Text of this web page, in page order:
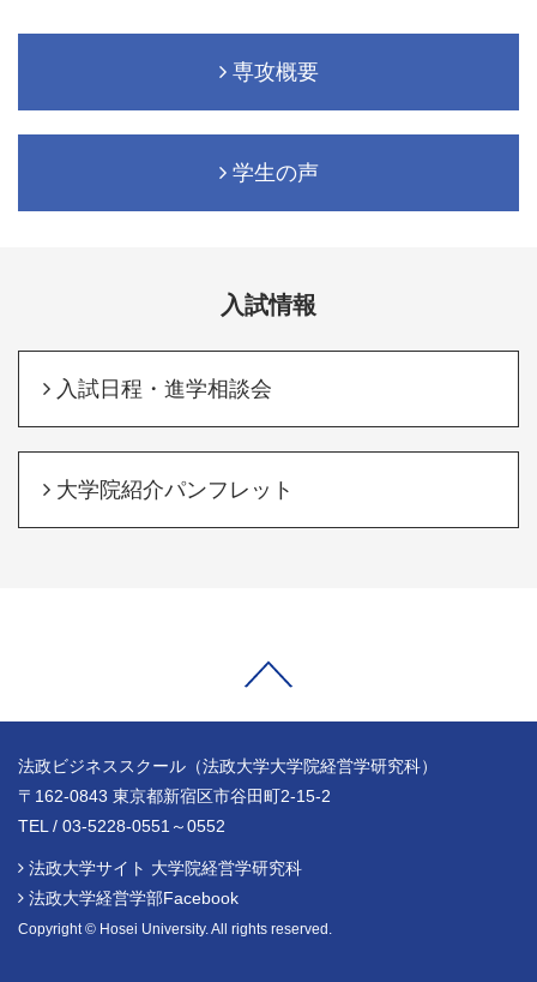
専攻概要
学生の声
入試情報
入試日程・進学相談会
大学院紹介パンフレット
法政ビジネススクール（法政大学大学院経営学研究科）
〒162-0843 東京都新宿区市谷田町2-15-2
TEL / 03-5228-0551～0552
法政大学サイト 大学院経営学研究科
法政大学経営学部Facebook
Copyright © Hosei University. All rights reserved.